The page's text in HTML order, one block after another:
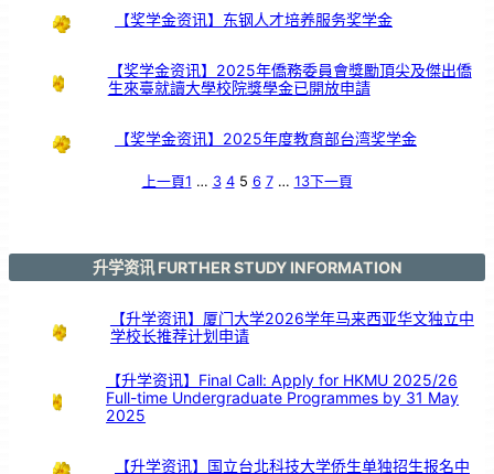
【奖学金资讯】东钢人才培养服务奖学金
【奖学金资讯】2025年僑務委員會獎勵頂尖及傑出僑
生來臺就讀大學校院獎學金已開放申請
【奖学金资讯】2025年度教育部台湾奖学金
上一頁1 … 3 4 5 6 7 … 13下一頁
升学资讯 FURTHER STUDY INFORMATION
【升学资讯】厦门大学2026学年马来西亚华文独立中
学校长推荐计划申请
【升学资讯】Final Call: Apply for HKMU 2025/26
Full-time Undergraduate Programmes by 31 May
2025
【升学资讯】国立台北科技大学侨生单独招生报名中